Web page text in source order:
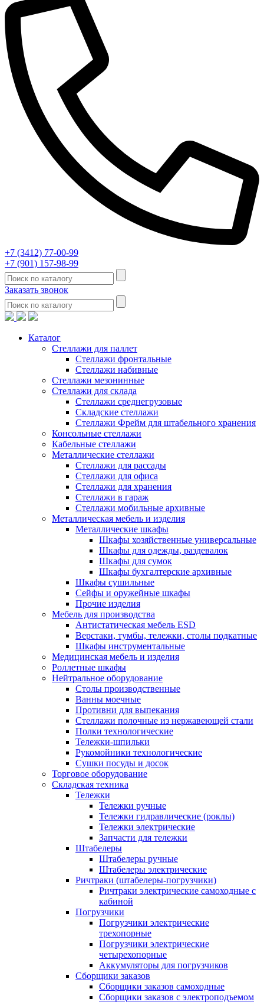
+7 (3412) 77-00-99
+7 (901) 157-98-99
Заказать звонок
Каталог
Стеллажи для паллет
Стеллажи фронтальные
Стеллажи набивные
Стеллажи мезонинные
Стеллажи для склада
Стеллажи среднегрузовые
Складские стеллажи
Стеллажи Фрейм для штабельного хранения
Консольные стеллажи
Кабельные стеллажи
Металлические стеллажи
Стеллажи для рассады
Стеллажи для офиса
Стеллажи для хранения
Стеллажи в гараж
Стеллажи мобильные архивные
Металлическая мебель и изделия
Металлические шкафы
Шкафы хозяйственные универсальные
Шкафы для одежды, раздевалок
Шкафы для сумок
Шкафы бухгалтерские архивные
Шкафы сушильные
Сейфы и оружейные шкафы
Прочие изделия
Мебель для производства
Антистатическая мебель ESD
Верстаки, тумбы, тележки, столы подкатные
Шкафы инструментальные
Медицинская мебель и изделия
Роллетные шкафы
Нейтральное оборудование
Столы производственные
Ванны моечные
Противни для выпекания
Стеллажи полочные из нержавеющей стали
Полки технологические
Тележки-шпильки
Рукомойники технологические
Сушки посуды и досок
Торговое оборудование
Складская техника
Тележки
Тележки ручные
Тележки гидравлические (роклы)
Тележки электрические
Запчасти для тележки
Штабелеры
Штабелеры ручные
Штабелеры электрические
Ричтраки (штабелеры-погрузчики)
Ричтраки электрические самоходные с
кабиной
Погрузчики
Погрузчики электрические
трехопорные
Погрузчики электрические
четырехопорные
Аккумуляторы для погрузчиков
Сборщики заказов
Сборщики заказов самоходные
Сборщики заказов с электроподъемом